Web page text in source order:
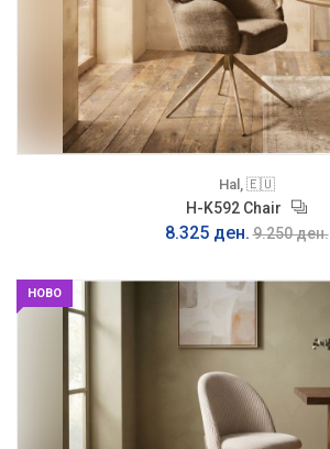
Hal, 🇪🇺
H-K592 Chair
8.325 ден. 9.250 ден.
НОВО